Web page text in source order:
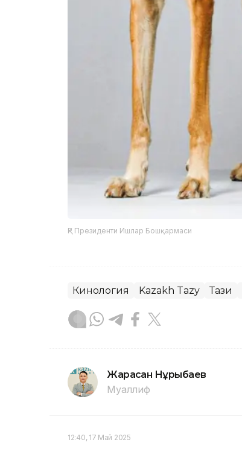
ҚР Президенти Ишлар Бошқармаси
Кинология Kazakh Tazy Тази
Жарасқан Нұрыбаев
Муаллиф
12:40, 17 Май 2025